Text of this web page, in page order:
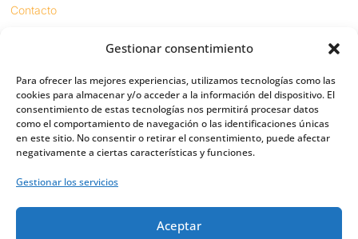
Gestionar consentimiento
Para ofrecer las mejores experiencias, utilizamos tecnologías como las
cookies para almacenar y/o acceder a la información del dispositivo. El
consentimiento de estas tecnologías nos permitirá procesar datos
como el comportamiento de navegación o las identificaciones únicas
en este sitio. No consentir o retirar el consentimiento, puede afectar
negativamente a ciertas características y funciones.
Gestionar los servicios
Aceptar
Contacto
Sínodo digital
Respeto en redes
PUENTES